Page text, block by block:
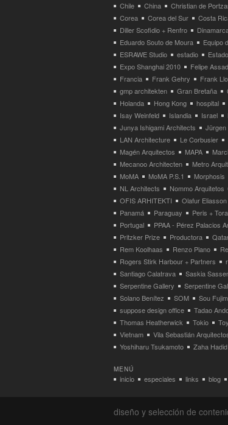
Chile
China Christian de
Corea
Corea del Sur Costa
Diller Scofidio + Renfro
Eduardo Souto de Moura
Equipo
ESRAWE Studio
estadio
Expo Shanghai 2010
Felipe
Francia
Frank Gehry Frank
gmp architekten
Gran Bretaña
Holanda
Hong Kong hospital
Isay Weinfeld
Islandia Israel
Junya Ishigami Architects
LAN Architecture
Le Corbusier
Magén Arquitectos
MAPA
Mecanoo Architecten
Metro
MoMA
MoMA P.S.1 Morphosis
NL Architects
Nommo Arquitetos
OFIS ARHITEKTI
Olafur Eliasson
Panamá
Paraguay Peris +
Portugal
PPAA - Pérez Palacios
Pritzker Prize
Productora
Rem Koolhaas
Renzo Piano
Rogers Stirk Harbour + Partners
Santiago Calatrava
Saskia
Serpentine Gallery
Serpentine
Solano Benítez
SOM Sou
suppose design office
Tadao
Thomas Heatherwick
Tokio
Vietnam
Vila Sebastián
Yoshiharu Tsukamoto
Zaha Hadid
MENÚ
inicio especiales links blog
diseño y selección de